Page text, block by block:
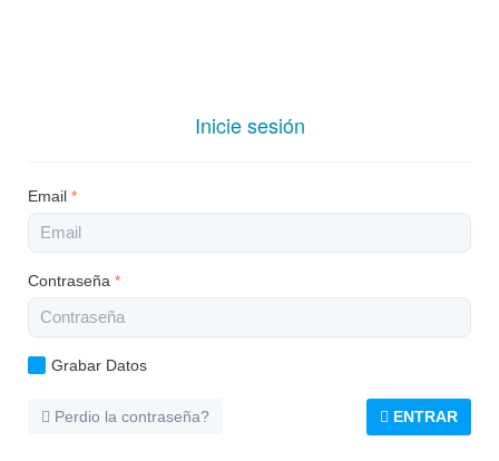
Inicie sesión
Email *
Contraseña *
Grabar Datos
Perdio la contraseña? ENTRAR